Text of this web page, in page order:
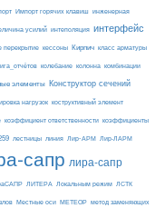
Импорт горячих клавиш инженерная
усилий интеполяция интерфейс
перекрытие кессоны Кирпич класс арматуры
колебание колонна комбинации
элементы Конструктор сечений
нагрузок коструктивный элемент
коэффициент ответственности коэффициенты
лестницы линия Лир-АРМ Лир-ЛАРМ
сапр лира-сапр
ЛИТЕРА Локальным режим ЛСТК
Местные оси МЕТЕОР метод заменяющих